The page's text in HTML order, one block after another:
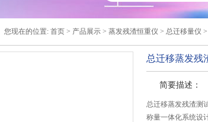
您现在的位置: 首页 > 产品展示 > 蒸发残渣恒重仪 > 总迁移量仪
总迁移蒸发残
简要描述：
总迁移蒸发残渣测
称量一体化系统设